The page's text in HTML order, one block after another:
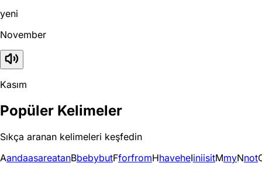
yeni
November
Kasım
Popüler Kelimeler
Sıkça aranan kelimeleri keşfedin
AandaasareatanBbebybutFforfromHhaveheIiniisitMmyNnot